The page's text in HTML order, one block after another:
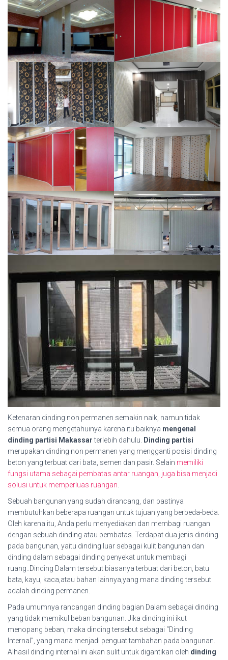
Ketenaran dinding non permanen semakin naik, namun tidak
semua orang mengetahuinya karena itu baiknya mengenal
dinding partisi Makassarterlebih dahulu.
Dinding partisi
merupakan dinding non permanen yang mengganti posisi dinding
beton yang terbuat dari bata, semen dan pasir. Selain memiliki
fungsi utama sebagai pembatas antar ruangan, juga bisa menjadi
solusi untuk memperluas ruangan
Sebuah bangunan yang sudah dirancang, dan pastinya
membutuhkan beberapa ruangan untuk tujuan yang berbeda-beda.
Oleh karena itu, Anda perlu menyediakan dan membagi ruangan
dengan sebuah dinding atau pembatas. Terdapat dua jenis dinding
pada bangunan, yaitu dinding luar sebagai kulit bangunan dan
dinding dalam sebagai dinding penyekat untuk membagi
ruang..Dinding Dalam tersebut biasanya terbuat dari beton, batu
bata, kayu, kaca,atau bahan lainnya,yang mana dinding tersebut
adalah dinding permanen.
Pada umumnya rancangan dinding bagian Dalam sebagai dinding
yang tidak memikul beban bangunan. Jika dinding ini ikut
menopang beban, maka dinding tersebut sebagai “Dinding
Internal”, yang mana menjadi penguat tambahan pada bangunan.
Alhasil dinding internal ini akan sulit untuk digantikan oleh dinding